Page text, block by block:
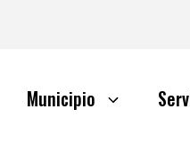
Municipio